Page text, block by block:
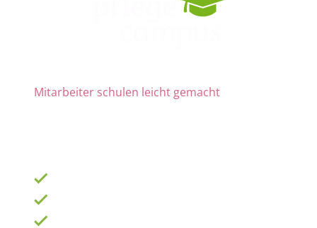
Mitarbeiter schulen leicht gemacht